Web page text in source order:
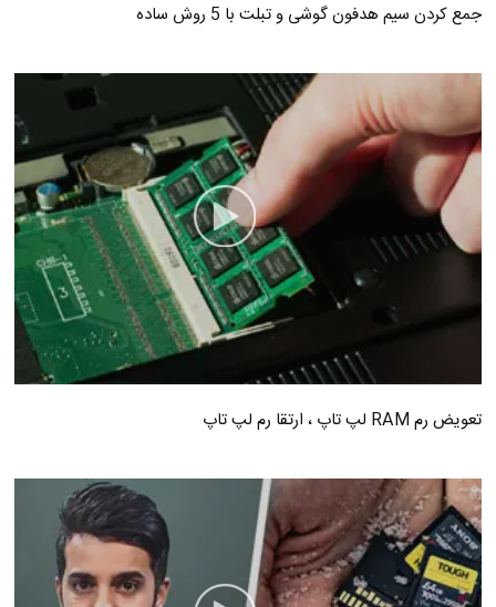
جمع کردن سیم هدفون گوشی و تبلت با 5 روش ساده
تعویض رم RAM لپ تاپ ، ارتقا رم لپ تاپ